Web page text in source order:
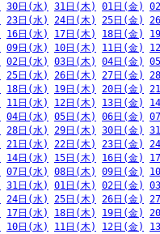
30日(水) 31日(木) 01日(金)
23日(水) 24日(木) 25日(金)
16日(水) 17日(木) 18日(金)
09日(水) 10日(木) 11日(金)
02日(水) 03日(木) 04日(金)
25日(水) 26日(木) 27日(金)
18日(水) 19日(木) 20日(金)
11日(水) 12日(木) 13日(金)
04日(水) 05日(木) 06日(金)
28日(水) 29日(木) 30日(金)
21日(水) 22日(木) 23日(金)
14日(水) 15日(木) 16日(金)
07日(水) 08日(木) 09日(金)
31日(水) 01日(木) 02日(金)
24日(水) 25日(木) 26日(金)
17日(水) 18日(木) 19日(金)
10日(水) 11日(木) 12日(金)